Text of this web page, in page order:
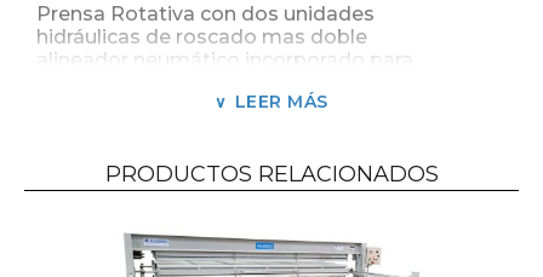
Prensa Rotativa con dos unidades
hidráulicas de roscado mas doble
alineador neumático incorporado para
componentes de puertas ventanas y muebles.
sargentos por estación. PRHA 30/13: Útil de
trabajo 3000 x 1320 mm. 8 sargentos por
Rotación motorizada.
LEER MÁS
PRODUCTOS RELACIONADOS